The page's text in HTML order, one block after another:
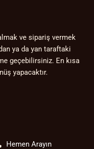
ve sipariş vermek
ya da yan taraftaki
geçebilirsiniz. En kısa
yapacaktır.
Hemen Arayın